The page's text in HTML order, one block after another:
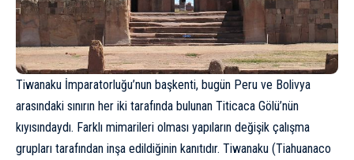
Tiwanaku İmparatorluğu’nun başkenti, bugün Peru ve Bolivya
arasındaki sınırın her iki tarafında bulunan Titicaca Gölü’nün
kıyısındaydı. Farklı mimarileri olması yapıların değişik çalışma
grupları tarafından inşa edildiğinin kanıtıdır. Tiwanaku (Tiahuanaco